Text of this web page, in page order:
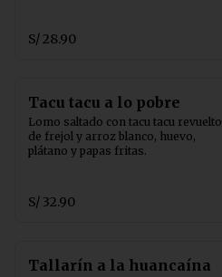
S/ 28.90
Tacu tacu a lo pobre
Lomo saltado con tacu tacu revuelto
de frejol y arroz blanco, huevo,
plátano y papas fritas.
S/ 32.90
Tallarín a la huancaína